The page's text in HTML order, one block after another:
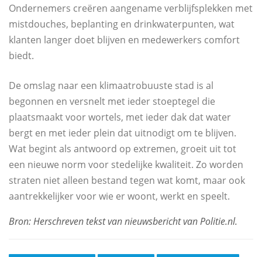
Ondernemers creëren aangename verblijfsplekken met
mistdouches, beplanting en drinkwaterpunten, wat
klanten langer doet blijven en medewerkers comfort
biedt.
De omslag naar een klimaatrobuuste stad is al
begonnen en versnelt met ieder stoeptegel die
plaatsmaakt voor wortels, met ieder dak dat water
bergt en met ieder plein dat uitnodigt om te blijven.
Wat begint als antwoord op extremen, groeit uit tot
een nieuwe norm voor stedelijke kwaliteit. Zo worden
straten niet alleen bestand tegen wat komt, maar ook
aantrekkelijker voor wie er woont, werkt en speelt.